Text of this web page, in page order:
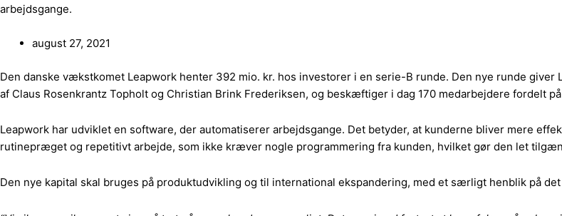
arbejdsgange.
august 27, 2021
Den danske vækstkomet Leapwork henter 392 mio. kr. hos investorer i en serie-B runde. Den nye runde
af Claus Rosenkrantz Topholt og ​​Christian Brink Frederiksen, og beskæftiger i dag 170 medarbejdere fordelt
Leapwork har udviklet en software, der automatiserer arbejdsgange. Det betyder, at kunderne bliver mere
rutinepræget og repetitivt arbejde, som ikke kræver nogle programmering fra kunden, hvilket gør den let
Den nye kapital skal bruges på produktudvikling og til international ekspandering, med et særligt henblik på